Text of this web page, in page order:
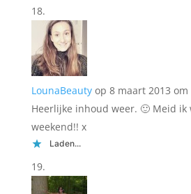
LounaBeauty op 8 maart 2013 om
Heerlijke inhoud weer. 🙂 Meid ik
weekend!! x
Laden...